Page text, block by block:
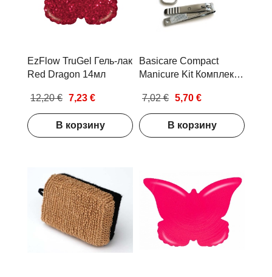
EzFlow TruGel Гель-лак
Red Dragon 14мл
12,20 € 7,23 €
В корзину
Basicare Compact
Manicure Kit Комплект
7,02 € 5,70 €
В корзину